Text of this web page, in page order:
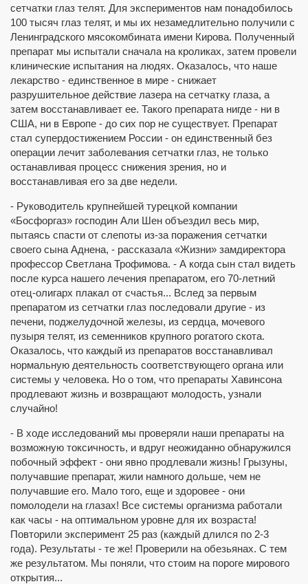
сетчатки глаз телят. Для экспериментов нам понадобилось
100 тысяч глаз телят, и мы их незамедлительно получили с
Ленинградского мясокомбината имени Кирова. Полученный
препарат мы испытали сначала на кроликах, затем провели
клинические испытания на людях. Оказалось, что наше
лекарство - единственное в мире - снижает
разрушительное действие лазера на сетчатку глаза, а
затем восстанавливает ее. Такого препарата нигде - ни в
США, ни в Европе - до сих пор не существует. Препарат
стал супердостижением России - он единственный без
операции лечит заболевания сетчатки глаз, не только
останавливая процесс снижения зрения, но и
восстанавливая его за две недели.
- Руководитель крупнейшей турецкой компании
«Босфоргаз» господин Али Шен объездил весь мир,
пытаясь спасти от слепоты из-за поражения сетчатки
своего сына Аднена, - рассказала «Жизни» замдиректора
профессор Светлана Трофимова. - А когда сын стал видеть
после курса нашего лечения препаратом, его 70-летний
отец-олигарх плакал от счастья... Вслед за первым
препаратом из сетчатки глаз последовали другие - из
печени, поджелудочной железы, из сердца, мочевого
пузыря телят, из семенников крупного рогатого скота.
Оказалось, что каждый из препаратов восстанавливал
нормальную деятельность соответствующего органа или
системы у человека. Но о том, что препараты Хавинсона
продлевают жизнь и возвращают молодость, узнали
случайно!
- В ходе исследований мы проверяли наши препараты на
возможную токсичность, и вдруг неожиданно обнаружился
побочный эффект - они явно продлевали жизнь! Грызуны,
получавшие препарат, жили намного дольше, чем не
получавшие его. Мало того, еще и здоровее - они
помолодели на глазах! Все системы организма работали
как часы - на оптимальном уровне для их возраста!
Повторили эксперимент 25 раз (каждый длился по 2-3
года). Результаты - те же! Проверили на обезьянах. С тем
же результатом. Мы поняли, что стоим на пороге мирового
открытия...